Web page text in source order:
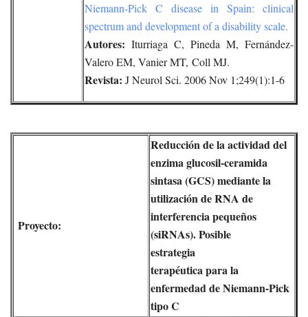
Niemann-Pick C disease in Spain: clinical
spectrum and development of a disability scale.
Autores: Iturriaga C, Pineda M, Fernández-
Valero EM, Vanier MT, Coll MJ.
Revista: J Neurol Sci. 2006 Nov 1;249(1):1-6
Proyecto:
Reducción de la actividad del
enzima glucosil-ceramida
sintasa (GCS) mediante la
utilización de RNA de
interferencia pequeños
(siRNAs). Posible
estrategia
terapéutica para la
enfermedad de Niemann-Pick
tipo C